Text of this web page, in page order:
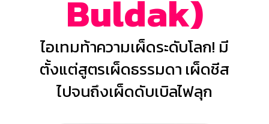
Buldak)
ไอเทมท้าความเผ็ดระดับโลก! มี
ตั้งแต่สูตรเผ็ดธรรมดา เผ็ดชีส
ไปจนถึงเผ็ดดับเบิลไฟลุก